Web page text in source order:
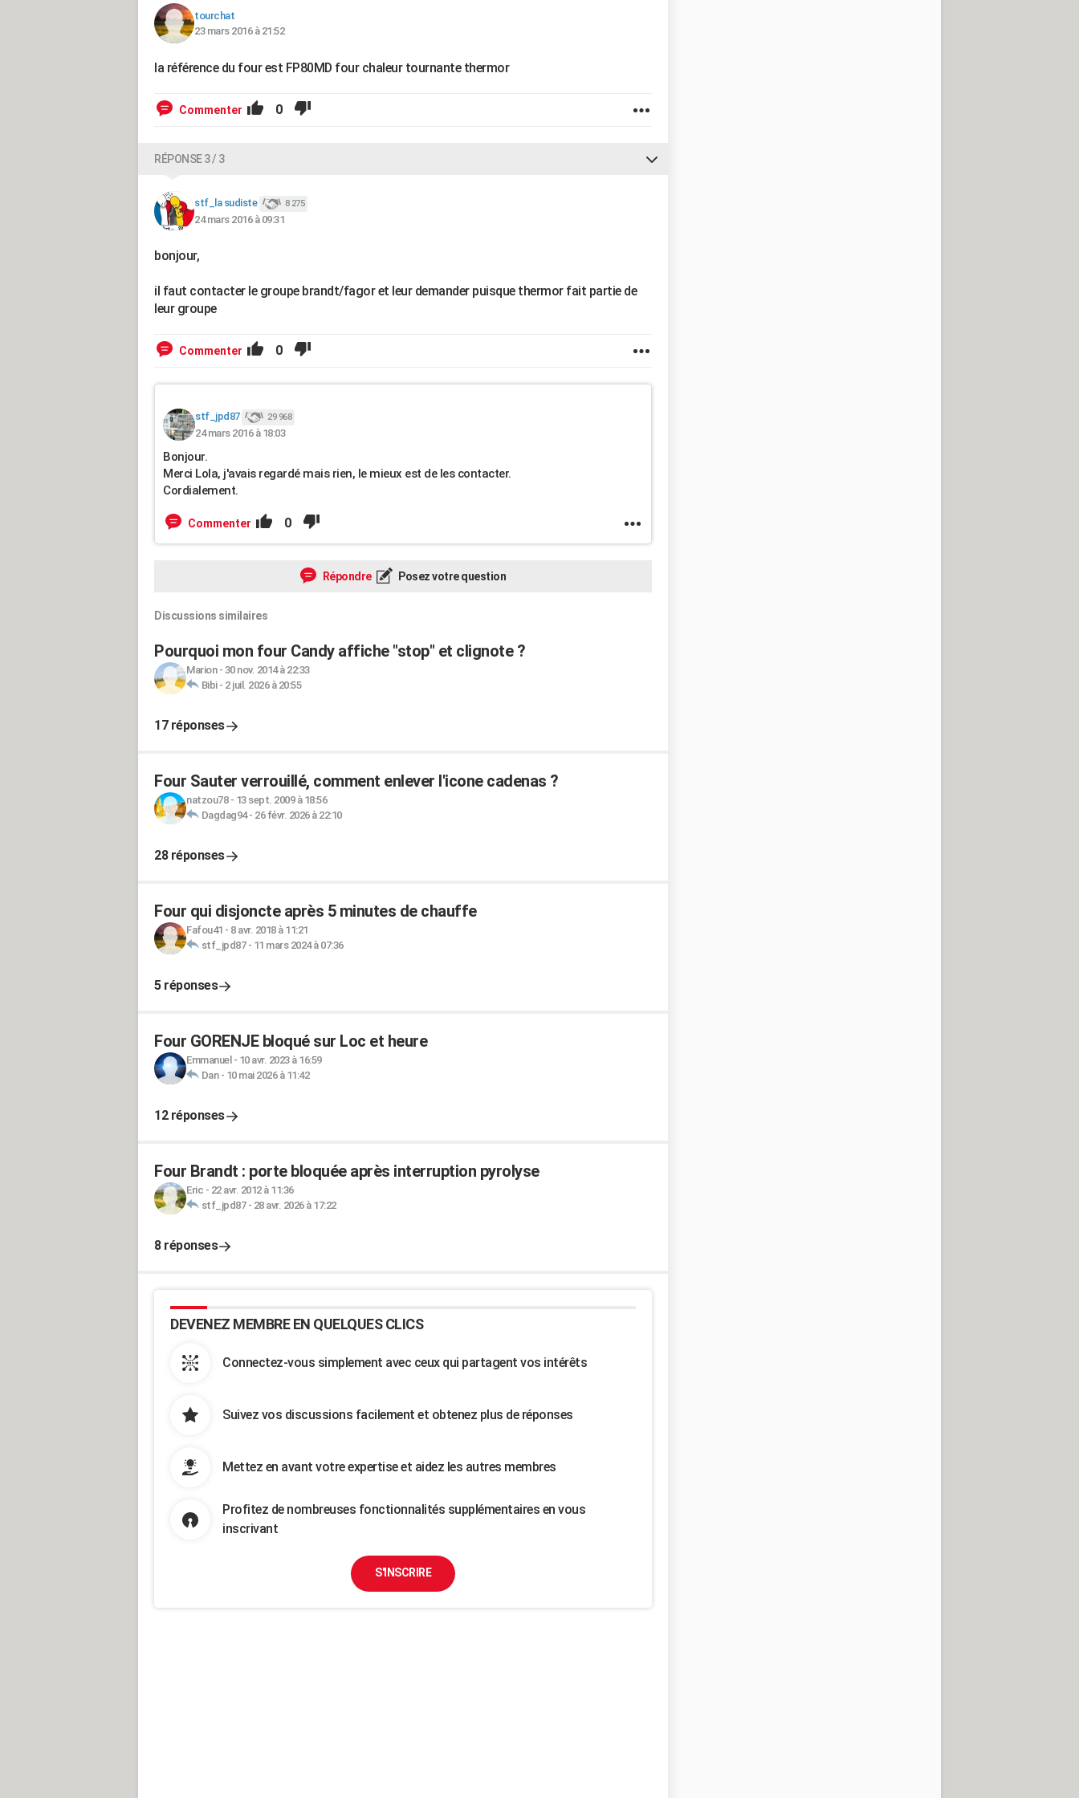
tourchat
23 mars 2016 à 21:52
la référence du four est FP80MD four chaleur tournante thermor
Commenter 0
RÉPONSE 3 / 3
stf_la sudiste 8 275
24 mars 2016 à 09:31
bonjour,
il faut contacter le groupe brandt/fagor et leur demander puisque thermor fait partie de
leur groupe
Commenter 0
stf_jpd87 29 968
24 mars 2016 à 18:03
Bonjour.
Merci Lola, j'avais regardé mais rien, le mieux est de les contacter.
Cordialement.
Commenter 0
Répondre Posez votre question
Discussions similaires
Pourquoi mon four Candy affiche "stop" et clignote ?
Marion- 30 nov. 2014 à 22:33
Bibi- 2 juil. 2026 à 20:55
17 réponses
Four Sauter verrouillé, comment enlever l'icone cadenas ?
natzou78- 13 sept. 2009 à 18:56
Dagdag94- 26 févr. 2026 à 22:10
28 réponses
Four qui disjoncte après 5 minutes de chauffe
Fafou41 - 8 avr. 2018 à 11:21
stf_jpd87- 11 mars 2024 à 07:36
5 réponses
Four GORENJE bloqué sur Loc et heure
Emmanuel - 10 avr. 2023 à 16:59
Dan- 10 mai 2026 à 11:42
12 réponses
Four Brandt : porte bloquée après interruption pyrolyse
Eric - 22 avr. 2012 à 11:36
stf_jpd87- 28 avr. 2026 à 17:22
8 réponses
DEVENEZ MEMBRE EN QUELQUES CLICS
Connectez-vous simplement avec ceux qui partagent vos intérêts
Suivez vos discussions facilement et obtenez plus de réponses
Mettez en avant votre expertise et aidez les autres membres
Profitez de nombreuses fonctionnalités supplémentaires en vous
inscrivant
S'INSCRIRE